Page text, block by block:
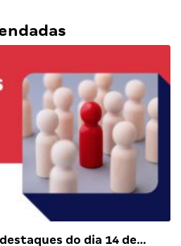
do dia 14 de…